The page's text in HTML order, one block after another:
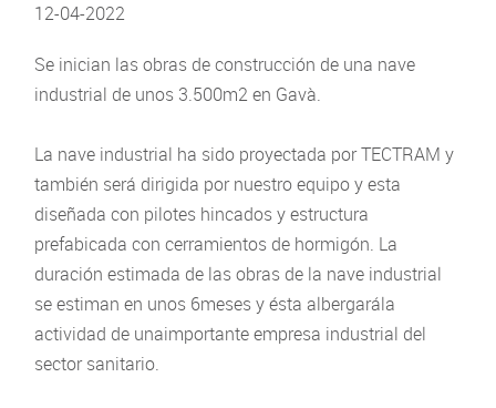
12-04-2022
Se inician las obras de construcción de una nave
industrial de unos 3.500m2 en Gavà.
La nave industrial ha sido proyectada por TECTRAM y
también será dirigida por nuestro equipo y esta
diseñada con pilotes hincados y estructura
prefabicada con cerramientos de hormigón. La
duración estimada de las obras de la nave industrial
se estiman en unos 6meses y ésta albergarála
actividad de unaimportante empresa industrial del
sector sanitario.